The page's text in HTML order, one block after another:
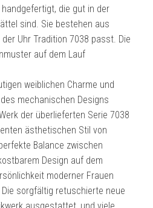
die gut in der
sind. Sie bestehen aus
Uhr Tradition 7038 passt. Die
auf dem Lauf
weiblichen Charme und
mechanischen Designs
der überlieferten Serie 7038
ästhetischen Stil von
Balance zwischen
Design auf dem
moderner Frauen
sorgfältig retuschierte neue